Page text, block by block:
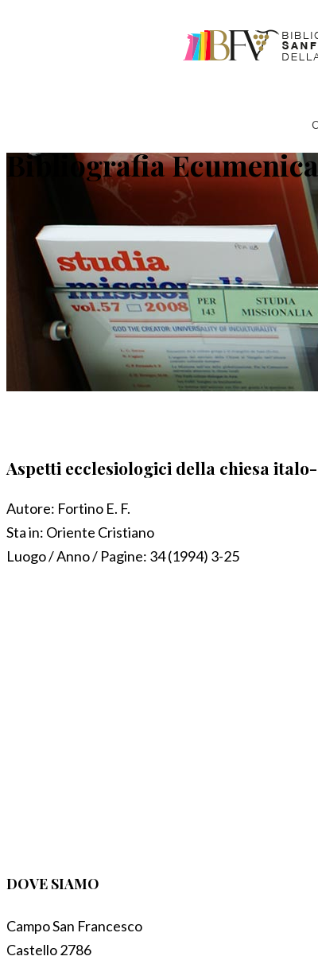
Bibliografia
Aspetti ecclesiologici della chiesa
Autore: Fortino E. F.
Sta in: Oriente Cristiano
Luogo / Anno / Pagine: 34 (1994) 3-25
DOVE SIAMO
Campo San Francesco
Castello 2786